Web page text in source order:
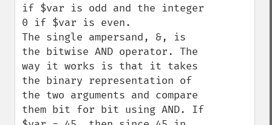
if $var is odd and the integer
0 if $var is even.
The single ampersand, &, is
the bitwise AND operator. The
way it works is that it takes
the binary representation of
the two arguments and compare
them bit for bit using AND. If